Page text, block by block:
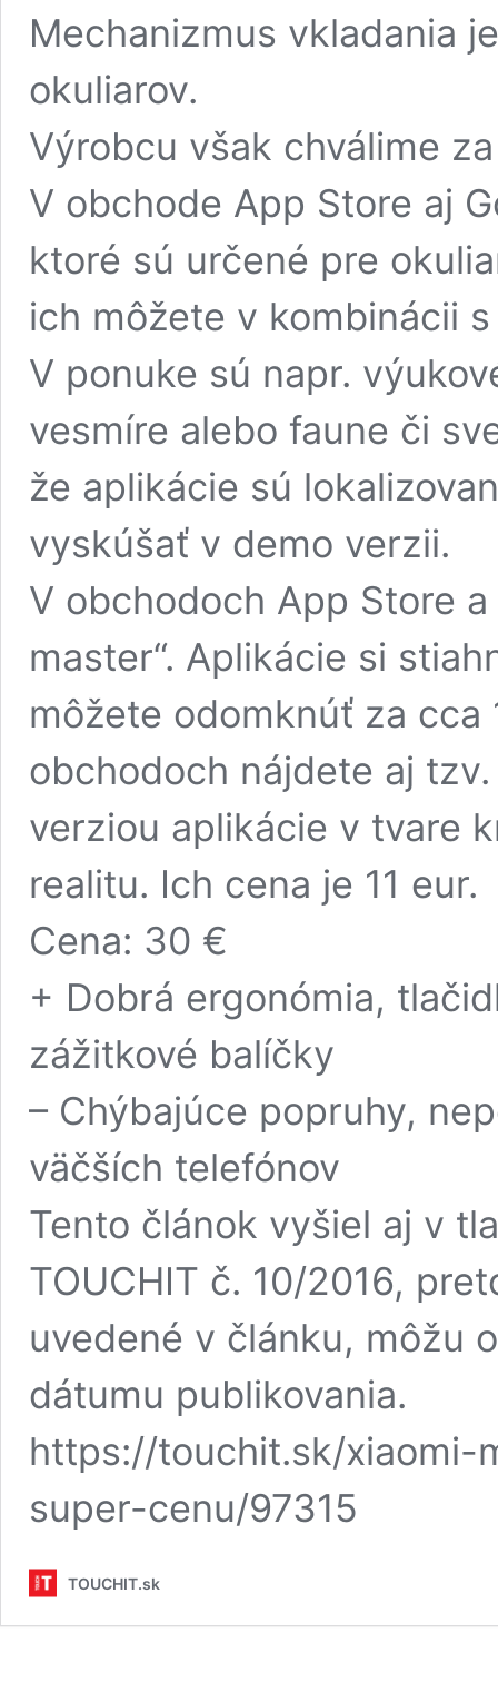
Mechanizmus vkladania
okuliarov.
Výrobcu však chválime
V obchode App Store aj
ktoré sú určené pre
ich môžete v kombinácii
V ponuke sú napr.
vesmíre alebo faune či
že aplikácie sú
vyskúšať v demo verzii.
V obchodoch App Store
master“. Aplikácie si
môžete odomknúť za cca
obchodoch nájdete aj
verziou aplikácie v tvare
realitu. Ich cena je 11 eur.
Cena: 30 €
+ Dobrá ergonómia,
zážitkové balíčky
– Chýbajúce popruhy,
väčších telefónov
Tento článok vyšiel aj v
TOUCHIT č. 10/2016,
uvedené v článku, môžu
dátumu publikovania.
https://touchit.sk/
super-cenu/97315
TOUCHIT.sk